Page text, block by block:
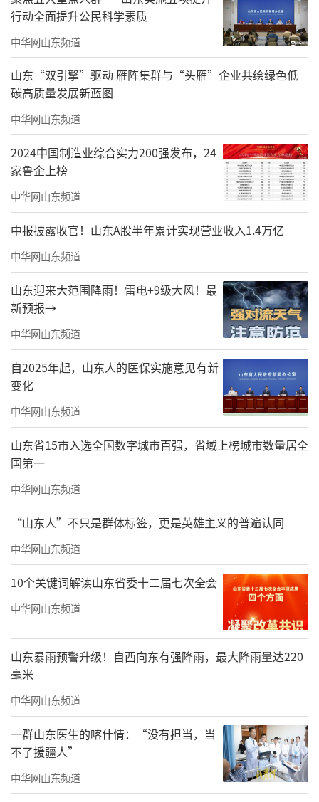
行动全面提升公民科学素质
中华网山东频道
山东“双引擎”驱动 雁阵集群与“头雁”企业共绘绿色低
碳高质量发展新蓝图
中华网山东频道
2024中国制造业综合实力200强发布，24
家鲁企上榜
中华网山东频道
中报披露收官！山东A股半年累计实现营业收入1.4万亿
中华网山东频道
山东迎来大范围降雨！雷电+9级大风！最
新预报→
中华网山东频道
自2025年起，山东人的医保实施意见有新
变化
中华网山东频道
山东省15市入选全国数字城市百强，省域上榜城市数量居全
国第一
中华网山东频道
“山东人”不只是群体标签，更是英雄主义的普遍认同
中华网山东频道
10个关键词解读山东省委十二届七次全会
中华网山东频道
山东暴雨预警升级！自西向东有强降雨，最大降雨量达220
毫米
中华网山东频道
一群山东医生的喀什情：“没有担当，当
不了援疆人”
中华网山东频道